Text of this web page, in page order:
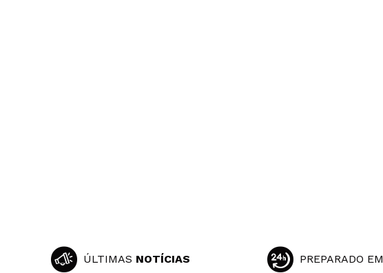
ÚLTIMAS NOTÍCIAS PREPARADO EM